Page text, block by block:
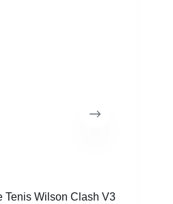
Tenis Wilson Clash V3